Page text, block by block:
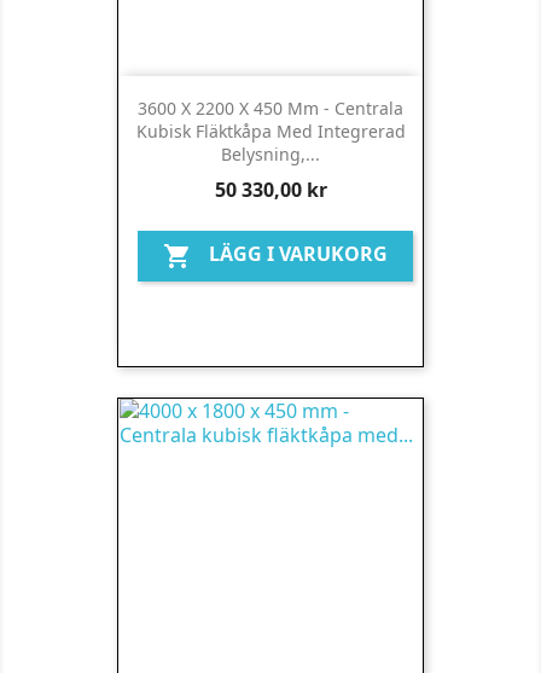
3600 X 2200 X 450 Mm - Centrala
Kubisk Fläktkåpa Med Integrerad
Belysning,...
Pris
50 330,00 kr
 LÄGG I VARUKORG